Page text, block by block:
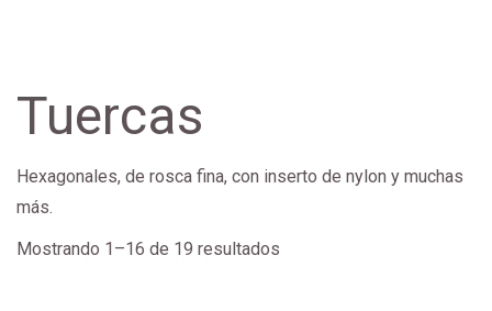
Tuercas
Hexagonales, de rosca fina, con inserto de nylon y muchas
más.
Mostrando 1–16 de 19 resultados